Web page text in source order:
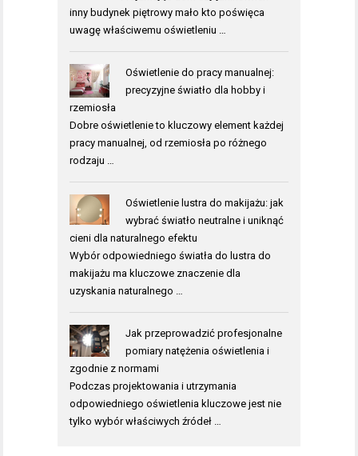
inny budynek piętrowy mało kto poświęca
uwagę właściwemu oświetleniu …
Oświetlenie do pracy manualnej:
precyzyjne światło dla hobby i
rzemiosła
Dobre oświetlenie to kluczowy element każdej
pracy manualnej, od rzemiosła po różnego
rodzaju …
Oświetlenie lustra do makijażu: jak
wybrać światło neutralne i uniknąć
cieni dla naturalnego efektu
Wybór odpowiedniego światła do lustra do
makijażu ma kluczowe znaczenie dla
uzyskania naturalnego …
Jak przeprowadzić profesjonalne
pomiary natężenia oświetlenia i
zgodnie z normami
Podczas projektowania i utrzymania
odpowiedniego oświetlenia kluczowe jest nie
tylko wybór właściwych źródeł …